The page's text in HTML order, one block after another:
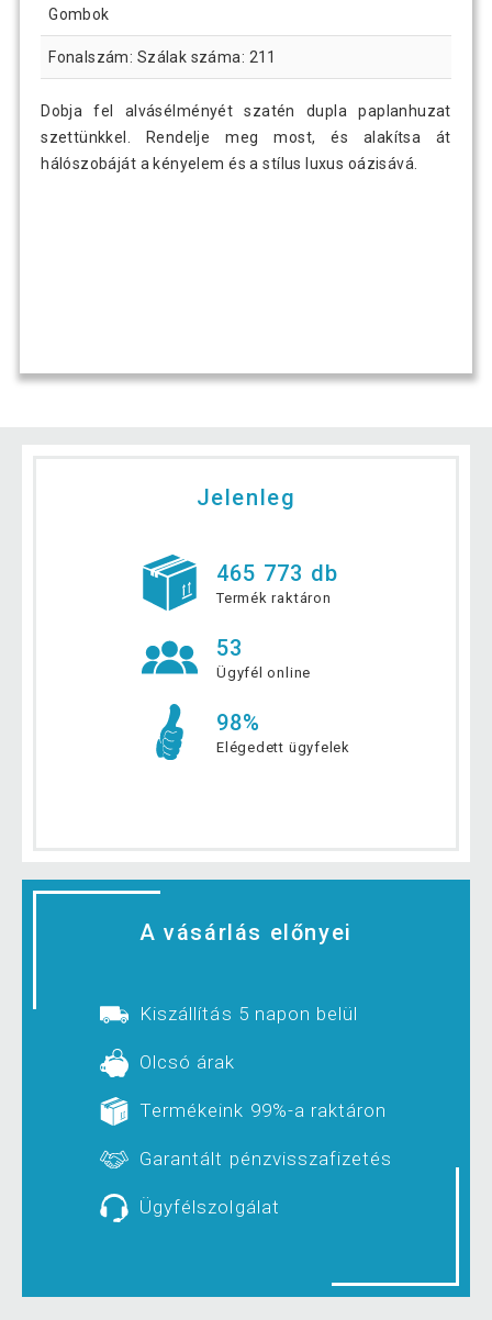
Gombok
Fonalszám: Szálak száma: 211
Dobja fel alvásélményét szatén dupla paplanhuzat
szettünkkel. Rendelje meg most, és alakítsa át
hálószobáját a kényelem és a stílus luxus oázisává.
Jelenleg
465 773 db
Termék raktáron
53
Ügyfél online
98%
Elégedett ügyfelek
A vásárlás előnyei
Kiszállítás 5 napon belül
Olcsó árak
Termékeink 99%-a raktáron
Garantált pénzvisszafizetés
Ügyfélszolgálat